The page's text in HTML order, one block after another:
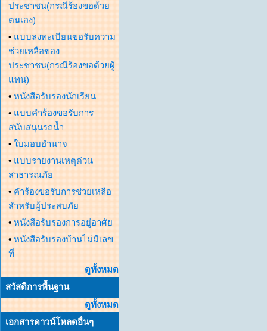
ประชาชน(กรณีร้องขอด้วย
ตนเอง)
• แบบลงทะเบียนขอรับความ
ช่วยเหลือของ
ประชาชน(กรณีร้องขอด้วยผู้
แทน)
• หนังสือรับรองนักเรียน
• แบบคำร้องขอรับการ
สนับสนุนรถน้ำ
• ใบมอบอำนาจ
• แบบรายงานเหตุด่วน
สาธารณภัย
• คำร้องขอรับการช่วยเหลือ
สำหรับผู้ประสบภัย
• หนังสือรับรองการอยู่อาศัย
• หนังสือรับรองบ้านไม่มีเลข
ที่
ดูทั้งหมด
สวัสดิการพื้นฐาน
ดูทั้งหมด
เอกสารดาวน์โหลดอื่นๆ